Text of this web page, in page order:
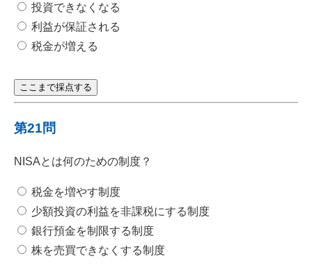
投資できなくなる
利益が保証される
税金が増える
ここまで採点する
第21問
NISAとは何のための制度？
税金を増やす制度
少額投資の利益を非課税にする制度
銀行預金を制限する制度
株を売買できなくする制度